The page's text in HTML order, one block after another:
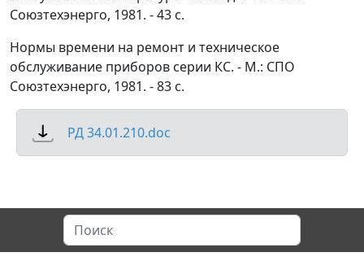
Союзтехэнерго, 1981. - 43 с.
Нормы времени на ремонт и техническое
обслуживание приборов серии КС. - М.: СПО
Союзтехэнерго, 1981. - 83 с.
РД 34.01.210.doc